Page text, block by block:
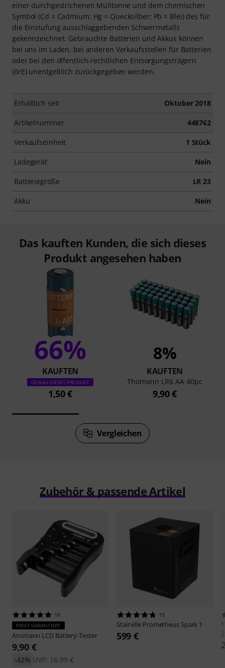
einer durchgestrichenen Mülltonne und dem chemischen
Symbol (Cd = Cadmium; Hg = Quecksilber; Pb = Blei) des für
die Einstufung ausschlaggebenden Schwermetalls
gekennzeichnet. Gebrauchte Batterien und Akkus können
bei uns im Laden, bei anderen Verkaufsstellen für Batterien
oder bei den öffentlich-rechtlichen Entsorgungsträgern
(örE) unentgeltlich zurückgegeben werden.
Erhältlich seit Oktober 2018
Artikelnummer 448762
Verkaufseinheit 1 Stück
Ladegerät Nein
Batteriegröße LR 23
Akku Nein
Das kauften Kunden, die sich dieses
Produkt angesehen haben
66%
KAUFTEN
GENAU DIESES PRODUKT
1,50 €
8%
KAUFTEN
Thomann LR6 AA 40pc
9,90 €
Vergleichen
Zubehör & passende Artikel
18
PASST GARANTIERT
Ansmann LCD Battery-Tester
9,90 €
UVP: 16,99 €
-42%
15
Stairville Prometheus Spark 1
599 €